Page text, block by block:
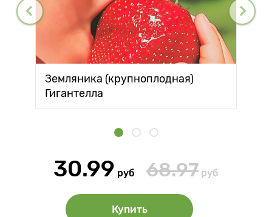
Земляника (крупноплодная)
Гигантелла
30.99 руб 68.97 руб
Купить